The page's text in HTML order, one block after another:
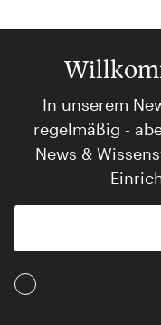
In unserem
regelmäßig -
News &